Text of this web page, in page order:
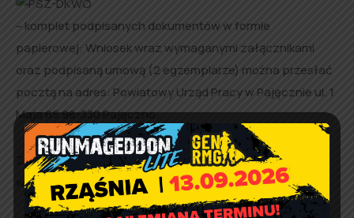
– komplet podpisanych dokumentów w formie
papierowej: Wniosek wraz wymaganymi załącznikami
oraz podpisaną umową (2 egzemplarze) można przesłać
pocztą na adres: Powiatowy Urząd Pracy w Pajęcznie ul. 1
Maja 65 98-330 Pajęczno.
Za datę złożenia Wniosku uważa się datę wpływu
wniosku do Powiatowego Urzędu Pracy w Pajęcznie.